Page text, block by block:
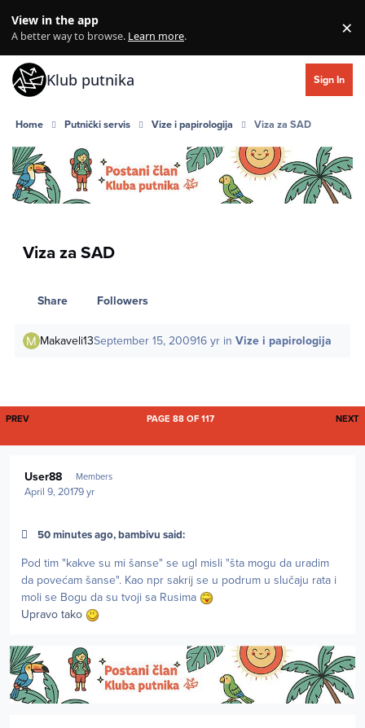
View in the app
A better way to browse. Learn more. ×
Klub putnika Sign In
Home Putnički servis Vize i papirologija Viza za SAD
Viza za SAD
Share Followers
Makaveli13September 15, 200916 yr inVize i papirologija
FIRST PAGE
PREV NEXT
PAGE 88 OF 117
User88 Members
April 9, 20179 yr
50 minutes ago, bambivu said:
Pod tim "kakve su mi šanse" se ugl misli "šta mogu da uradim
da povećam šanse". Kao npr sakrij se u podrum u slučaju rata i
moli se Bogu da su tvoji sa Rusima
Upravo tako